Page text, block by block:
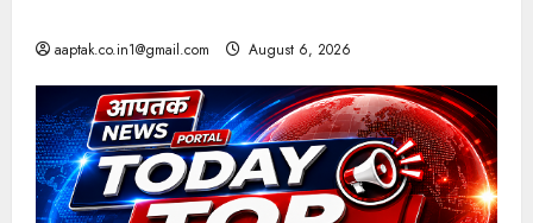
aaptak.co.in1@gmail.com August 6, 2026